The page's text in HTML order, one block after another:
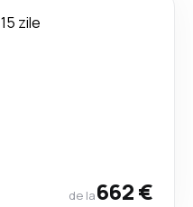
15 zile
de la662 €